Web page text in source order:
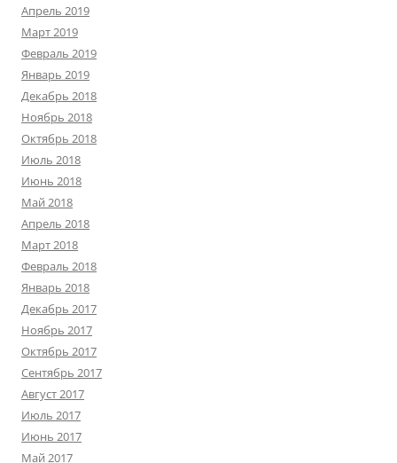
Апрель 2019
Март 2019
Февраль 2019
Январь 2019
Декабрь 2018
Ноябрь 2018
Октябрь 2018
Июль 2018
Июнь 2018
Май 2018
Апрель 2018
Март 2018
Февраль 2018
Январь 2018
Декабрь 2017
Ноябрь 2017
Октябрь 2017
Сентябрь 2017
Август 2017
Июль 2017
Июнь 2017
Май 2017